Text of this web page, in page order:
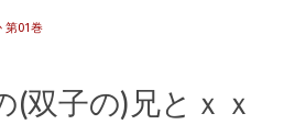
第01巻
(双子の)兄とｘｘ